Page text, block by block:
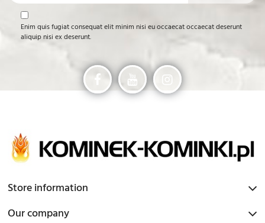
Enim quis fugiat consequat elit minim nisi eu occaecat occaecat deserunt
aliquip nisi ex deserunt.
Store information
Our company